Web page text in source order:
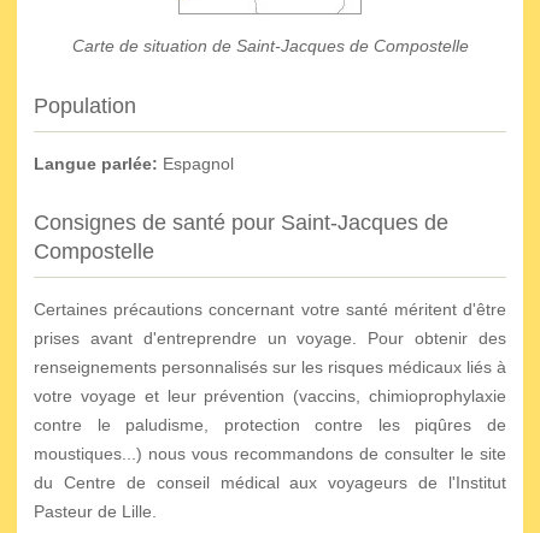
Carte de situation de Saint-Jacques de Compostelle
Population
Langue parlée: Espagnol
Consignes de santé pour Saint-Jacques de
Compostelle
Certaines précautions concernant votre santé méritent d'être
prises avant d'entreprendre un voyage. Pour obtenir des
renseignements personnalisés sur les risques médicaux liés à
votre voyage et leur prévention (vaccins, chimioprophylaxie
contre le paludisme, protection contre les piqûres de
moustiques...) nous vous recommandons de consulter le site
du Centre de conseil médical aux voyageurs de l'Institut
Pasteur de Lille.